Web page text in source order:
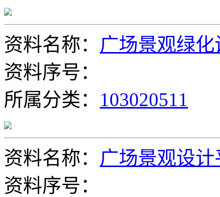
资料名称： 广场景观绿
资料序号：
所属分类： 103020511
资料名称： 广场景观设计
资料序号：